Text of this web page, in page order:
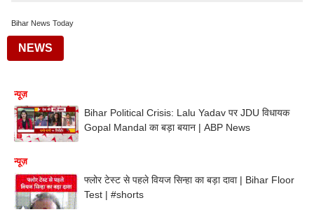
Bihar News Today
NEWS
न्यूज़
Bihar Political Crisis: Lalu Yadav पर JDU विधायक
Gopal Mandal का बड़ा बयान | ABP News
न्यूज़
फ्लोर टेस्ट से पहले वियज सिन्हा का बड़ा दावा | Bihar Floor
Test | #shorts